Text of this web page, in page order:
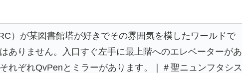
）が某図書館塔が好きでその雰囲気を模したワールドで
ありません。入口すぐ左手に最上階へのエレベーターがあ
れぞれQvPenとミラーがあります。｜＃聖ニュンフタシス